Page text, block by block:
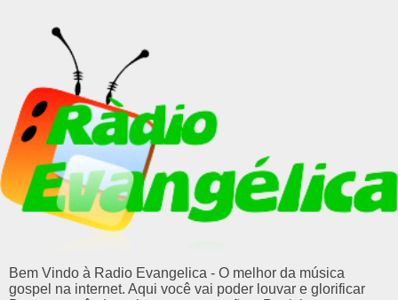
Bem Vindo à Radio Evangelica - O melhor da música
gospel na internet. Aqui você vai poder louvar e glorificar